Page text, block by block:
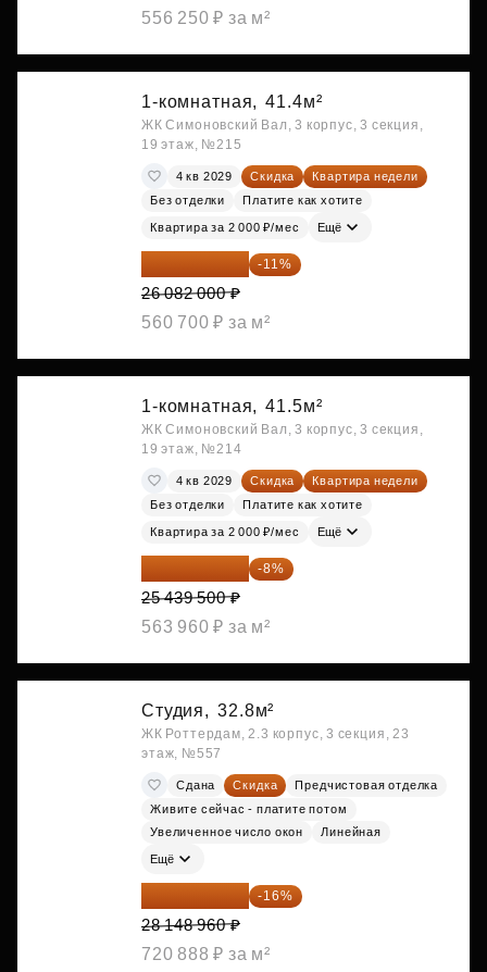
556 250 ₽ за м²
1-комнатная, 41.4м²
ЖК Симоновский Вал, 3 корпус, 3 секция,
19 этаж, №215
4 кв 2029 Скидка
Квартира недели
Без отделки
Платите как хотите
Квартира за 2 000 ₽/мес Ещё
23 212 980 ₽ -11%
26 082 000 ₽
560 700 ₽ за м²
1-комнатная, 41.5м²
ЖК Симоновский Вал, 3 корпус, 3 секция,
19 этаж, №214
4 кв 2029 Скидка
Квартира недели
Без отделки
Платите как хотите
Квартира за 2 000 ₽/мес Ещё
23 404 340 ₽ -8%
25 439 500 ₽
563 960 ₽ за м²
Студия, 32.8м²
ЖК Роттердам, 2.3 корпус, 3 секция, 23
этаж, №557
Сдана Скидка
Предчистовая отделка
Живите сейчас - платите потом
Увеличенное число окон
Линейная
Ещё
23 645 126 ₽ -16%
28 148 960 ₽
720 888 ₽ за м²